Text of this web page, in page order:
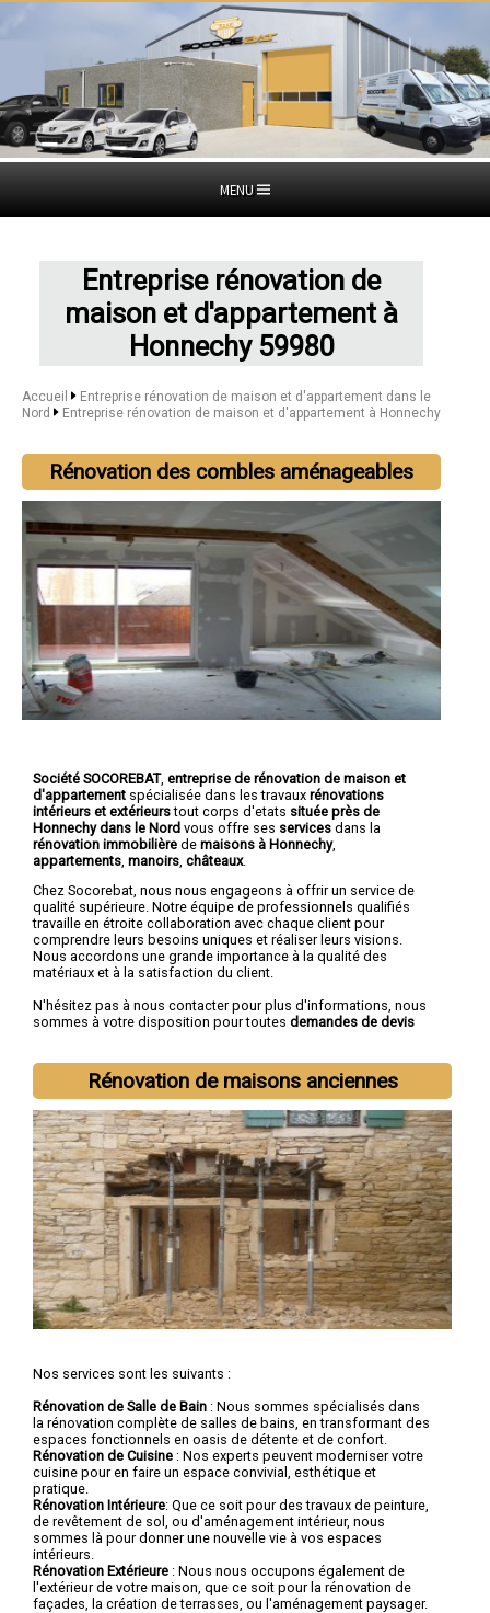
MENU
Entreprise rénovation de
maison et d'appartement à
Honnechy 59980
Accueil
Entreprise rénovation de maison et d'appartement dans le
Nord
Entreprise rénovation de maison et d'appartement à Honnechy
Rénovation des combles aménageables
Société SOCOREBAT, entreprise de rénovation de maison et
d'appartement spécialisée dans les travaux rénovations
intérieurs et extérieurstout corps d'etats située près de
Honnechy dans le Nord vous offre ses services dans la
rénovation immobilière de maisons à Honnechy,
appartements manoirs châteaux.
Chez Socorebat, nous nous engageons à offrir un service de
qualité supérieure. Notre équipe de professionnels qualifiés
travaille en étroite collaboration avec chaque client pour
comprendre leurs besoins uniques et réaliser leurs visions.
Nous accordons une grande importance à la qualité des
matériaux et à la satisfaction du client.
N'hésitez pas à nous contacter pour plus d'informations, nous
sommes à votre disposition pour toutes demandes de devis
Nous intervenons aussi dans les villes suivantes :
,Tourcoing,Dunkerque , Villeneuve-d'Ascq,
Valenciennes,Douai,Wattrelos,Marcq-en-Barœul,Maubeuge
Rénovation de maisons anciennes
Nos services sont les suivants :
Rénovation de Salle de Bain : Nous sommes spécialisés dans
la rénovation complète de salles de bains, en transformant des
espaces fonctionnels en oasis de détente et de confort.
Rénovation de Cuisine : Nos experts peuvent moderniser votre
cuisine pour en faire un espace convivial, esthétique et
pratique.
Rénovation Intérieure: Que ce soit pour des travaux de peinture,
de revêtement de sol, ou d'aménagement intérieur, nous
sommes là pour donner une nouvelle vie à vos espaces
intérieurs.
Rénovation Extérieure : Nous nous occupons également de
l'extérieur de votre maison, que ce soit pour la rénovation de
façades, la création de terrasses, ou l'aménagement paysager.